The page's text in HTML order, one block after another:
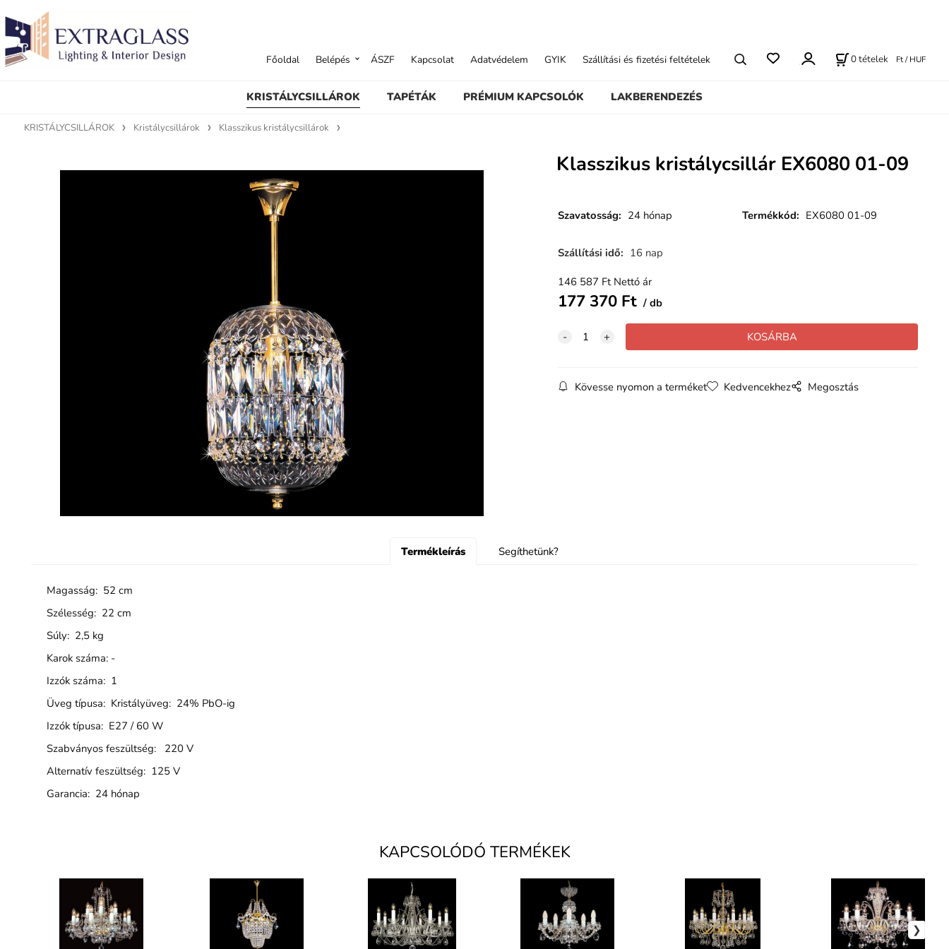
KRISTÁLYCSILLÁROK TAPÉTÁK PRÉMIUM KAPCSOLÓK LAKBERENDEZÉS
Főoldal Belépés ÁSZF Kapcsolat Adatvédelem GYIK Szállítási és fizetési feltételek 0tételek Ft / HUF
KRISTÁLYCSILLÁROK Kristálycsillárok Klasszikus kristálycsillárok
Klasszikus kristálycsillár EX6080 01-09
Szavatosság: 24 hónap Termékkód: EX6080 01-09
Szállítási idő: 16 nap
146 587 Ft Nettó ár
177 370Ft db
Kövesse nyomon a terméket Kedvencekhez Megosztás
Termékleírás Segíthetünk?
Magasság: 52 cm
Szélesség: 22 cm
Súly: 2,5 kg
Karok száma: -
Izzók száma: 1
Üveg típusa: Kristályüveg: 24% PbO-ig
Izzók típusa: E27 / 60 W
Szabványos feszültség: 220 V
Alternatív feszültség: 125 V
Garancia: 24 hónap
KAPCSOLÓDÓ TERMÉKEK